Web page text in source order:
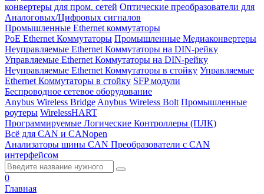
конвертеры для пром. сетей Оптические преобразователи для
Аналоговых/Цифровых сигналов
Промышленные Ethernet коммутаторы
PoE Ethernet Коммутаторы Промышленные Медиаконвертеры
Неуправляемые Ethernet Коммутаторы на DIN-рейку
Управляемые Ethernet Коммутаторы на DIN-рейку
Неуправляемые Ethernet Коммутаторы в стойку Управляемые
Ethernet Коммутаторы в стойку SFP модули
Беспроводное сетевое оборудование
Anybus Wireless Bridge Anybus Wireless Bolt Промышленные
роутеры WirelessHART
Программируемые Логические Контроллеры (ПЛК)
Всё для CAN и CANopen
Анализаторы шины CAN Преобразователи с CAN
интерфейсом
0
Главная